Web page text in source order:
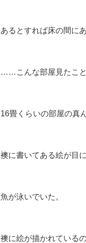
あるとすれば床の間に
……こんな部屋見たこと
16畳くらいの部屋の真
襖に書いてある絵が目
魚が泳いでいた。
襖に絵が描かれている